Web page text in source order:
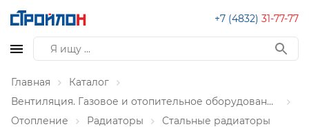
+7 (4832) 31-77-77
Главная
Каталог
Вентиляция. Газовое и отопительное оборудование
Отопление
Радиаторы Стальные радиаторы